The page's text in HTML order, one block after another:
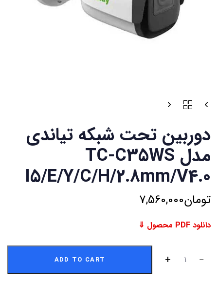
دوربین تحت شبکه تیاندی
مدل TC-C35WS
I5/E/Y/C/H/2.8mm/V4.0
تومان7,560,000
دانلود PDF محصول ⇓
ADD TO CART